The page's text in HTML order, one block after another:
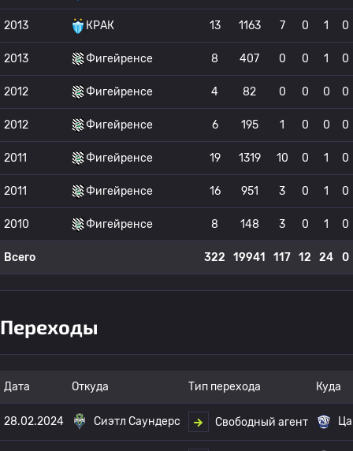
2013 КРАК 13 1163 7 0 1 0
2013 Фигейренсе 8 407 0 0 1 0
2012 Фигейренсе 4 82 0 0 0 0
2012 Фигейренсе 6 195 1 0 0 0
2011 Фигейренсе 19 1319 10 0 1 0
2011 Фигейренсе 16 951 3 0 1 0
2010 Фигейренсе 8 148 3 0 1 0
Всего 322 19941 117 12 24 0
Переходы
Дата Откуда Тип перехода Куда
28.02.2024 Сиэтл Саундерс Свободный агент